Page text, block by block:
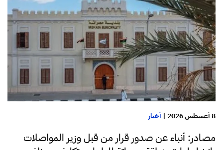
8 أغسطس 2026 | أخبار
مصادر: أنباء عن صدور قرار من قبل وزير المواصلات